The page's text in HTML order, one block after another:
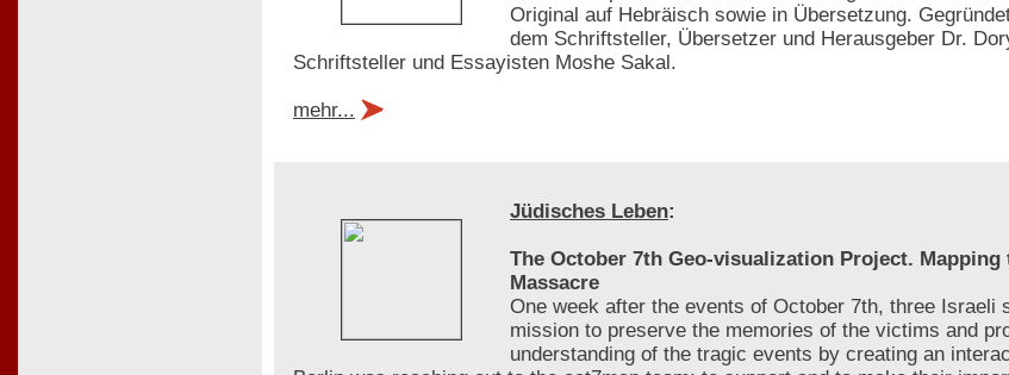
Original auf Hebräisch sowie in Übersetzung.
dem Schriftsteller, Übersetzer und Herausgeber Dr.
Schriftsteller und Essayisten Moshe Sakal.
mehr...
Jüdisches Leben:
The October 7th Geo-visualization Project. Mapping
Massacre
One week after the events of October 7th, three Israeli
mission to preserve the memories of the victims and
understanding of the tragic events by creating an